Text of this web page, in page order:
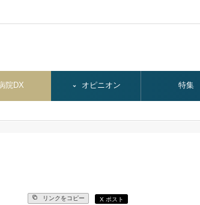
院DX オピニオン 特集
リンクをコピー X ポスト